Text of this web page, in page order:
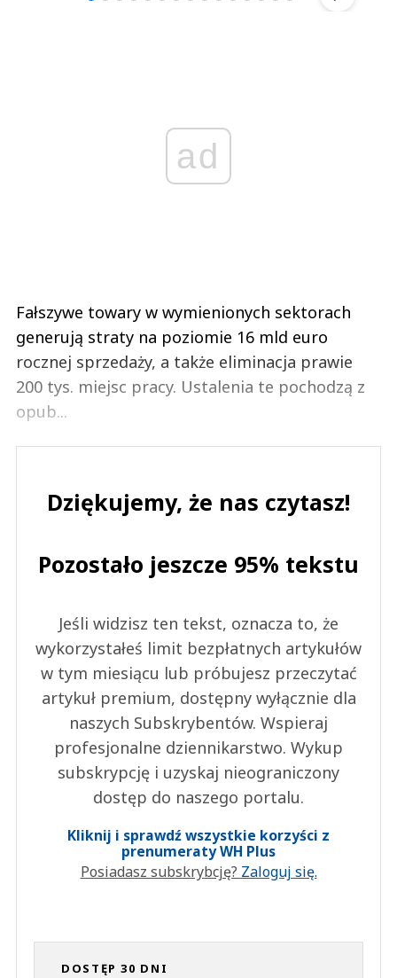
ad
Fałszywe towary w wymienionych sektorach
generują straty na poziomie 16 mld euro
rocznej sprzedaży, a także eliminacja prawie
200 tys. miejsc pracy. Ustalenia te pochodzą z
opub...
Dziękujemy, że nas czytasz!
Pozostało jeszcze 95% tekstu
Jeśli widzisz ten tekst, oznacza to, że
wykorzystałeś limit bezpłatnych artykułów
w tym miesiącu lub próbujesz przeczytać
artykuł premium, dostępny wyłącznie dla
naszych Subskrybentów. Wspieraj
profesjonalne dziennikarstwo. Wykup
subskrypcję i uzyskaj nieograniczony
dostęp do naszego portalu.
Kliknij i sprawdź wszystkie korzyści z
prenumeraty WH Plus
Posiadasz subskrybcję? Zaloguj się.
DOSTĘP 30 DNI